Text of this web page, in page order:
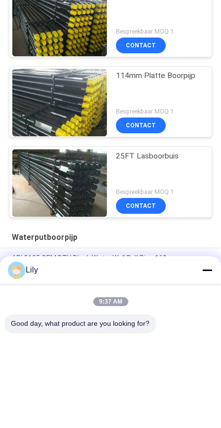
Bespreekbaar MOQ:1
CONTACT
114mm Platte Boorpijp
Bespreekbaar MOQ:1
CONTACT
25FT Lasboorbuis
Bespreekbaar MOQ:1
CONTACT
Waterputboorpijp
API G105 OEM DTH Black Water Well Drill Pipe 168mm
Diameter
API smeden S135 Dth boorstaven olieput behuizing buis
Lily
9:37 AM
Good day, what product are you looking for?